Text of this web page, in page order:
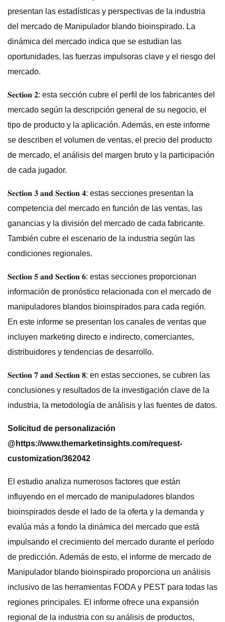
presentan las estadísticas y perspectivas de la industria
del mercado de Manipulador blando bioinspirado. La
dinámica del mercado indica que se estudian las
oportunidades, las fuerzas impulsoras clave y el riesgo del
mercado.
𝐒𝐞𝐜𝐭𝐢𝐨𝐧 𝟐: esta sección cubre el perfil de los fabricantes del
mercado según la descripción general de su negocio, el
tipo de producto y la aplicación. Además, en este informe
se describen el volumen de ventas, el precio del producto
de mercado, el análisis del margen bruto y la participación
de cada jugador.
𝐒𝐞𝐜𝐭𝐢𝐨𝐧 𝟑 𝐚𝐧𝐝 𝐒𝐞𝐜𝐭𝐢𝐨𝐧 𝟒: estas secciones presentan la
competencia del mercado en función de las ventas, las
ganancias y la división del mercado de cada fabricante.
También cubre el escenario de la industria según las
condiciones regionales.
𝐒𝐞𝐜𝐭𝐢𝐨𝐧 𝟓 𝐚𝐧𝐝 𝐒𝐞𝐜𝐭𝐢𝐨𝐧 𝟔: estas secciones proporcionan
información de pronóstico relacionada con el mercado de
manipuladores blandos bioinspirados para cada región.
En este informe se presentan los canales de ventas que
incluyen marketing directo e indirecto, comerciantes,
distribuidores y tendencias de desarrollo.
𝐒𝐞𝐜𝐭𝐢𝐨𝐧 𝟕 𝐚𝐧𝐝 𝐒𝐞𝐜𝐭𝐢𝐨𝐧 𝟖: en estas secciones, se cubren las
conclusiones y resultados de la investigación clave de la
industria, la metodología de análisis y las fuentes de datos.
Solicitud de personalización
@ https://www.themarketinsights.com/request-
customization/362042
El estudio analiza numerosos factores que están
influyendo en el mercado de manipuladores blandos
bioinspirados desde el lado de la oferta y la demanda y
evalúa más a fondo la dinámica del mercado que está
impulsando el crecimiento del mercado durante el período
de predicción. Además de esto, el informe de mercado de
Manipulador blando bioinspirado proporciona un análisis
inclusivo de las herramientas FODA y PEST para todas las
regiones principales. El informe ofrece una expansión
regional de la industria con su análisis de productos,